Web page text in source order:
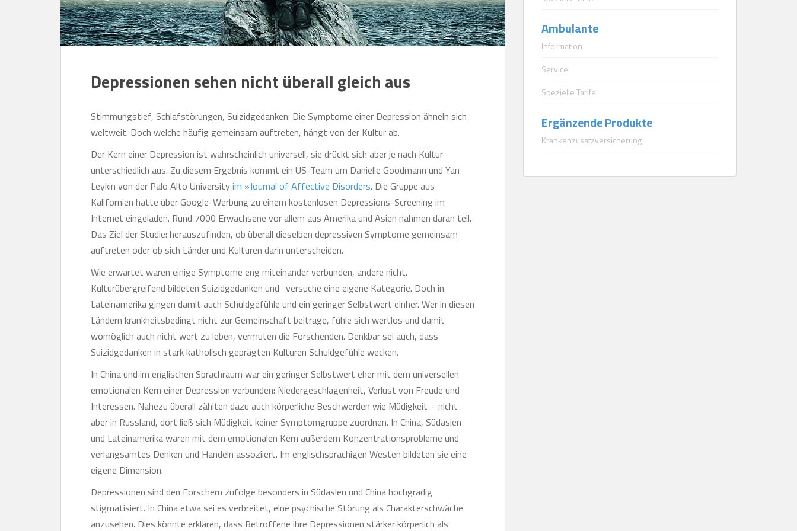
Depressionen sehen nicht überall gleich aus
Stimmungstief, Schlafstörungen, Suizidgedanken: Die Symptome einer Depression ähneln sich
weltweit. Doch welche häufig gemeinsam auftreten, hängt von der Kultur ab.
Der Kern einer Depression ist wahrscheinlich universell, sie drückt sich aber je nach Kultur
unterschiedlich aus. Zu diesem Ergebnis kommt ein US-Team um Danielle Goodmann und Yan
Leykin von der Palo Alto Universityim »Journal of Affective Disorders. Die Gruppe aus
Kalifornien hatte über Google-Werbung zu einem kostenlosen Depressions-Screening im
Internet eingeladen. Rund 7000 Erwachsene vor allem aus Amerika und Asien nahmen daran teil.
Das Ziel der Studie: herauszufinden, ob überall dieselben depressiven Symptome gemeinsam
auftreten oder ob sich Länder und Kulturen darin unterscheiden.
Wie erwartet waren einige Symptome eng miteinander verbunden, andere nicht.
Kulturübergreifend bildeten Suizidgedanken und -versuche eine eigene Kategorie. Doch in
Lateinamerika gingen damit auch Schuldgefühle und ein geringer Selbstwert einher. Wer in diesen
Ländern krankheitsbedingt nicht zur Gemeinschaft beitrage, fühle sich wertlos und damit
womöglich auch nicht wert zu leben, vermuten die Forschenden. Denkbar sei auch, dass
Suizidgedanken in stark katholisch geprägten Kulturen Schuldgefühle wecken.
In China und im englischen Sprachraum war ein geringer Selbstwert eher mit dem universellen
emotionalen Kern einer Depression verbunden: Niedergeschlagenheit, Verlust von Freude und
Interessen. Nahezu überall zählten dazu auch körperliche Beschwerden wie Müdigkeit – nicht
aber in Russland, dort ließ sich Müdigkeit keiner Symptomgruppe zuordnen. In China, Südasien
und Lateinamerika waren mit dem emotionalen Kern außerdem Konzentrationsprobleme und
verlangsamtes Denken und Handeln assoziiert. Im englischsprachigen Westen bildeten sie eine
eigene Dimension.
Depressionen sind den Forschern zufolge besonders in Südasien und China hochgradig
stigmatisiert. In China etwa sei es verbreitet, eine psychische Störung als Charakterschwäche
anzusehen. Dies könnte erklären, dass Betroffene ihre Depressionen stärker körperlich als
Ambulante
Information
Service
Spezielle Tarife
Ergänzende Produkte
Krankenzusatzversicherung